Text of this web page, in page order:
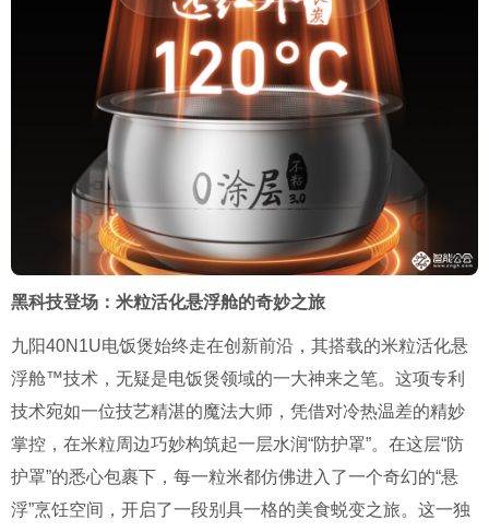
黑科技登场：米粒活化悬浮舱的奇妙之旅
九阳40N1U电饭煲始终走在创新前沿，其搭载的米粒活化悬
浮舱™技术，无疑是电饭煲领域的一大神来之笔。这项专利
技术宛如一位技艺精湛的魔法大师，凭借对冷热温差的精妙
掌控，在米粒周边巧妙构筑起一层水润“防护罩”。在这层“防
护罩”的悉心包裹下，每一粒米都仿佛进入了一个奇幻的“悬
浮”烹饪空间，开启了一段别具一格的美食蜕变之旅。这一独